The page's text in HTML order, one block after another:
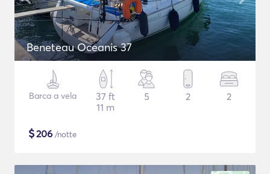
Beneteau Oceanis 37
Barca a vela
37 ft
11 m
5 2 2
$206 /notte